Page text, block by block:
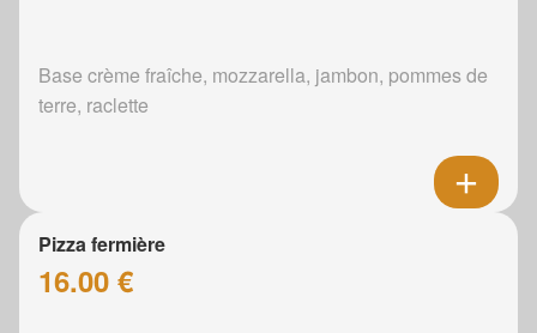
Base crème fraîche, mozzarella, jambon, pommes de
terre, raclette
Pizza fermière
16.00 €